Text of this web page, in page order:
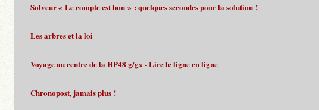
Solveur « Le compte est bon » : quelques secondes pour la solution !
Les arbres et la loi
Voyage au centre de la HP48 g/gx - Lire le ligne en ligne
Chronopost, jamais plus !